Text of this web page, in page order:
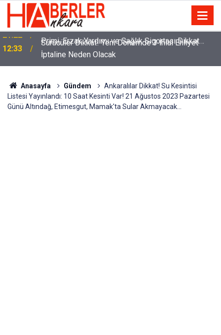
12:33
Sürücüler Dikkat! Yeni Dönemde 3 İhlal Ehliyet
İptaline Neden Olacak
Anasayfa Gündem
Ankaralılar Dikkat! Su Kesintisi
Listesi Yayınlandı: 10 Saat Kesinti Var! 21 Ağustos 2023 Pazartesi
Günü Altındağ, Etimesgut, Mamak'ta Sular Akmayacak...